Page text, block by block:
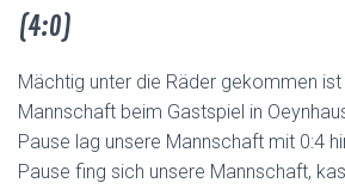
(4:0)
Mächtig unter die Räder gekommen
Mannschaft beim Gastspiel in
Pause lag unsere Mannschaft mit 0:4
Pause fing sich unsere Mannschaft,